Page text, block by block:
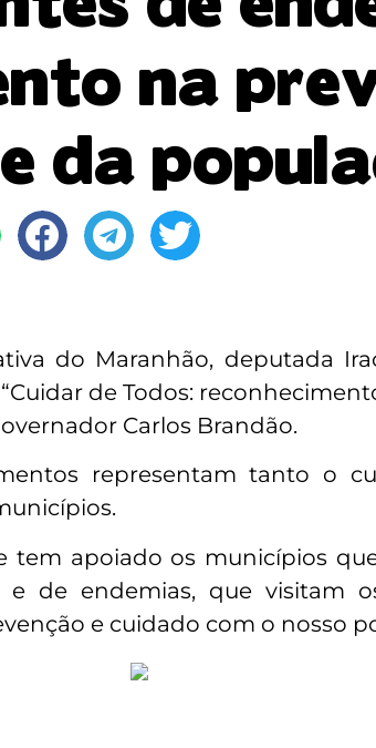
na
da
do Maranhão, deputada
de Todos:
Carlos Brandão.
representam tanto o
tem apoiado os municípios
de endemias, que visitam
e cuidado com o nosso